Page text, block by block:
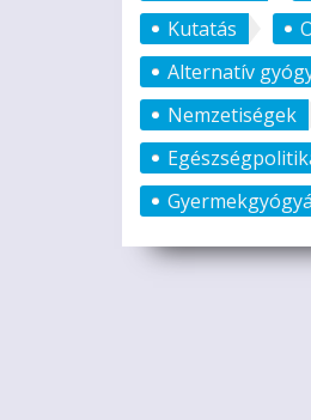
Kutatás
Alternatív
Nemzetiségek